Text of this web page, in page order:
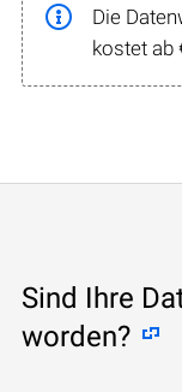
Die
kostet ab
Sind Ihre
worden?